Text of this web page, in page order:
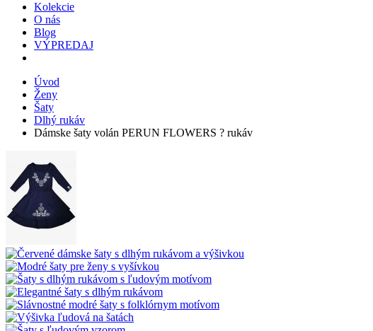
Kolekcie
O nás
Blog
VÝPREDAJ
Úvod
Ženy
Šaty
Dlhý rukáv
Dámske šaty volán PERUN FLOWERS ? rukáv